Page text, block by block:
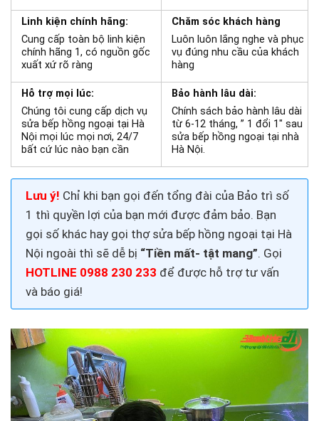
Linh kiện chính hãng:
Cung cấp toàn bộ linh kiện
chính hãng 1, có nguồn gốc
xuất xứ rõ ràng
Chăm sóc khách hàng
Luôn luôn lắng nghe và phục
vụ đúng nhu cầu của khách
hàng
Hỗ trợ mọi lúc:
Chúng tôi cung cấp dịch vụ
sửa bếp hồng ngoại tại Hà
Nội mọi lúc mọi nơi, 24/7
bất cứ lúc nào bạn cần
Bảo hành lâu dài:
Chính sách bảo hành lâu dài
từ 6-12 tháng, ” 1 đổi 1″ sau
sửa bếp hồng ngoại tại nhà
Hà Nội.
Lưu ý! Chỉ khi bạn gọi đến tổng đài của Bảo trì số
1 thì quyền lợi của bạn mới được đảm bảo. Bạn
gọi số khác hay gọi thợ sửa bếp hồng ngoại tại Hà
Nội ngoài thì sẽ dễ bị “Tiền mất- tật mang”. Gọi
HOTLINE 0988 230 233 để được hỗ trợ tư vấn
và báo giá!